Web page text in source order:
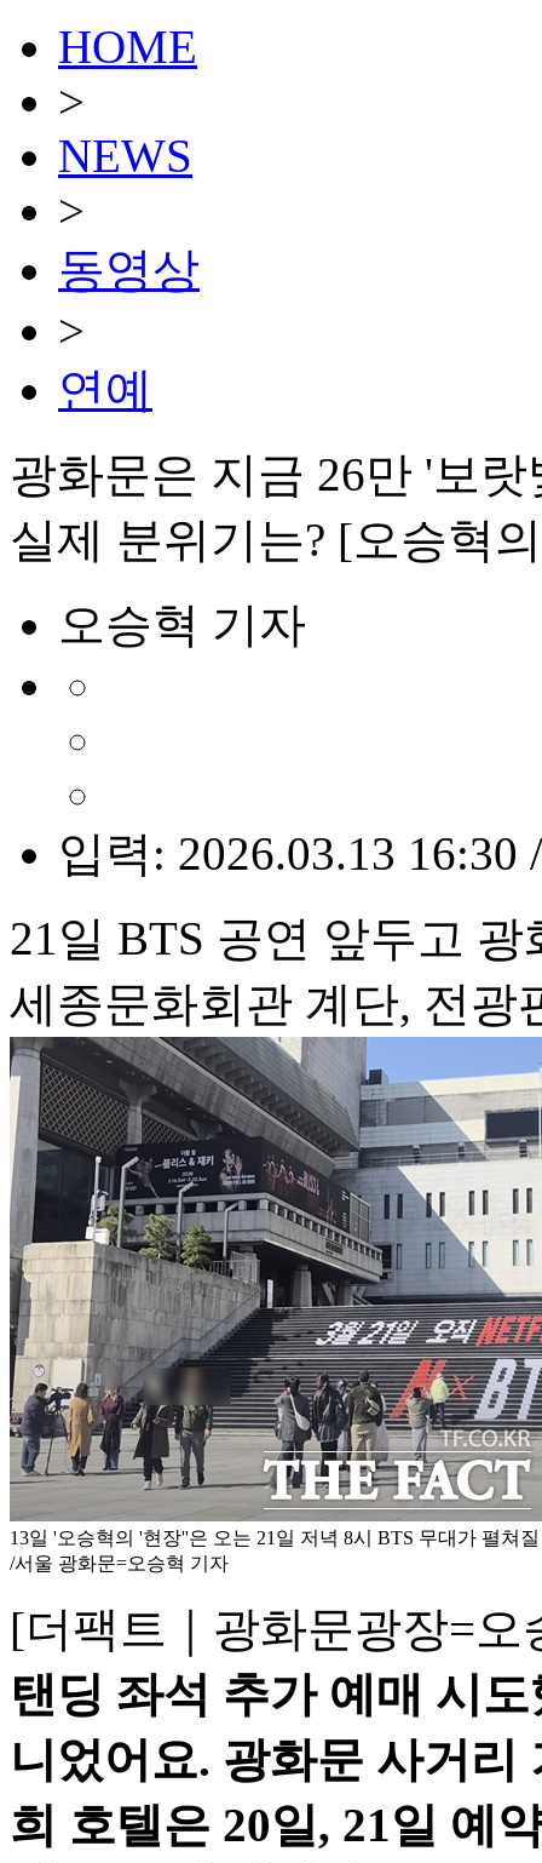
HOME
>
NEWS
>
동영상
>
연예
광화문은 지금 26만 '보
실제 분위기는? [오승혁
오승혁 기자
입력: 2026.03.13 16:30
21일 BTS 공연 앞두고 광
세종문화회관 계단, 전광
13일 '오승혁의 '현장''은 오는 21일 저녁 8시 BTS 무대가 펼쳐
/서울 광화문=오승혁 기자
[더팩트｜광화문광장=
탠딩 좌석 추가 예매 시
니었어요. 광화문 사거리
희 호텔은 20일, 21일 예